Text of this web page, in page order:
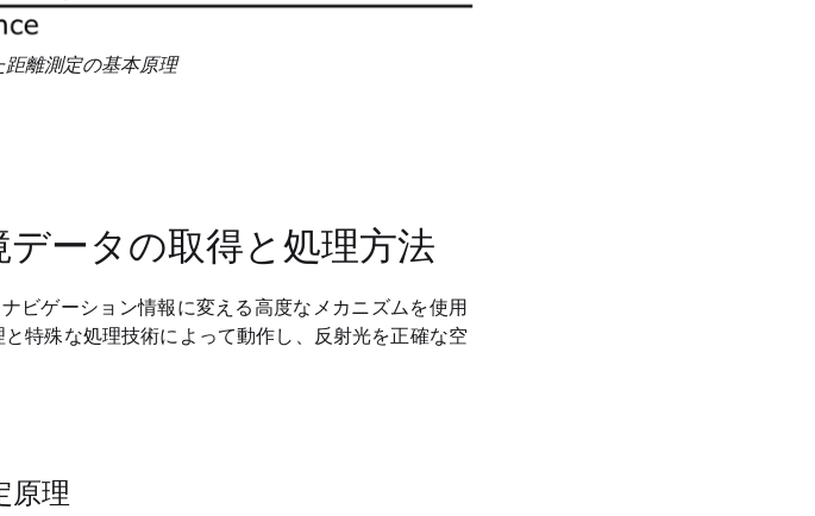
離測定の基本原理
ータの取得と処理方法
ビゲーション情報に変える高度なメカニズムを使用
特殊な処理技術によって動作し、反射光を正確な空
原理